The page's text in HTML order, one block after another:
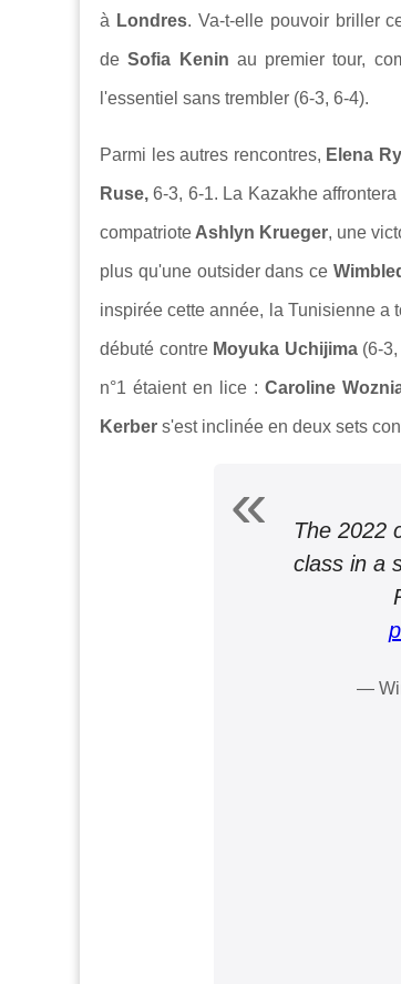
à Londres. Va-t-elle pouvoir briller
deSofia Kenin au premier tour,
l'essentiel sans trembler (6-3, 6-4).
Parmi les autres rencontres, Elena
Ruse, 6-3, 6-1. La Kazakhe affrontera
compatriote Ashlyn Krueger, une
plus qu'une outsider dans ce
inspirée cette année, la Tunisienne a
débuté contre Moyuka Uchijima (6-
n°1 étaient en lice : Caroline
Kerber s'est inclinée en deux sets
The 2022
class in a
—